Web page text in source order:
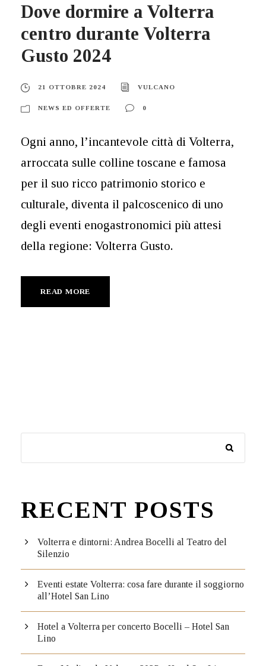
Dove dormire a Volterra
centro durante Volterra
Gusto 2024
21 OTTOBRE 2024 VULCANO
NEWS ED OFFERTE 0
Ogni anno, l’incantevole città di Volterra,
arroccata sulle colline toscane e famosa
per il suo ricco patrimonio storico e
culturale, diventa il palcoscenico di uno
degli eventi enogastronomici più attesi
della regione: Volterra Gusto.
READ MORE
RECENT POSTS
Volterra e dintorni: Andrea Bocelli al Teatro del
Silenzio
Eventi estate Volterra: cosa fare durante il soggiorno
all’Hotel San Lino
Hotel a Volterra per concerto Bocelli – Hotel San
Lino